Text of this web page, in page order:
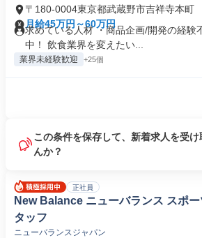
〒180-0004東京都武蔵野市吉祥寺本町
月給45万円～60万円
求めている人材 ・商品企画/開発の経
中！ 飲食業界を変えたい...
業界未経験歓迎 +25個
この条件を保存して、新着求人を受け
んか？
正社員
New Balance ニューバランス スポ
タッフ
ニューバランスジャパン